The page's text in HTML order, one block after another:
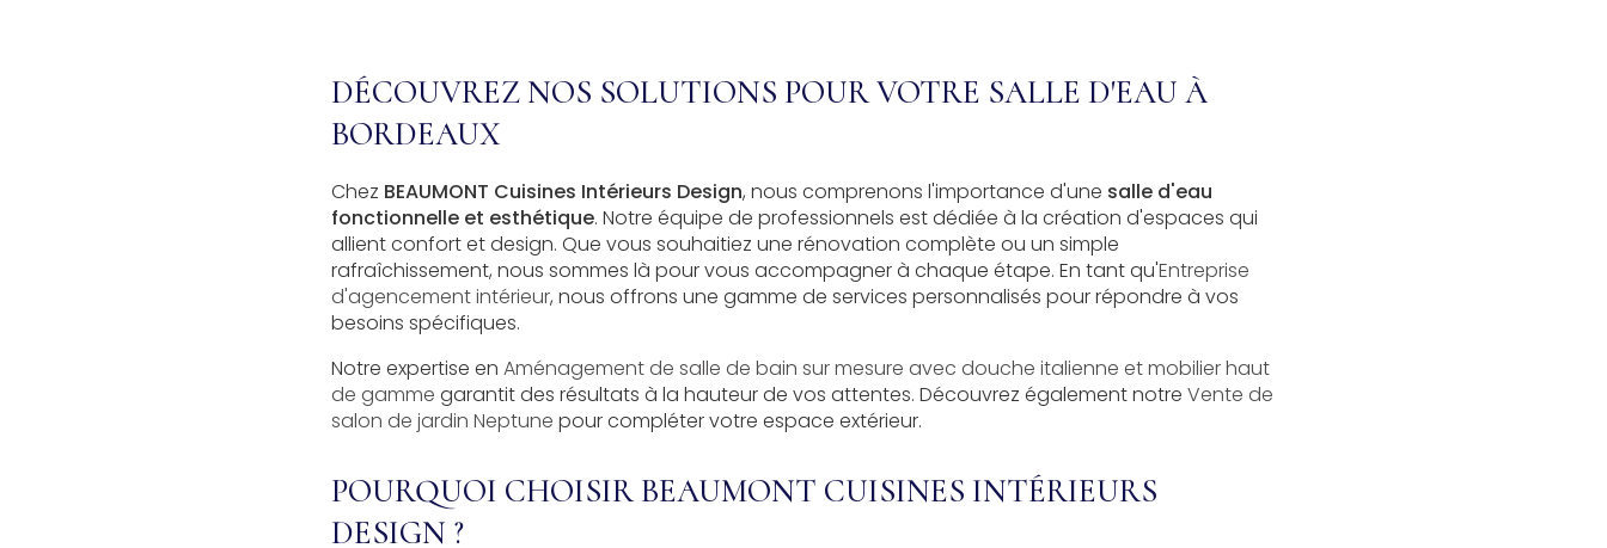
DÉCOUVREZ NOS SOLUTIONS POUR VOTRE SALLE D'EAU À
BORDEAUX
Chez BEAUMONT Cuisines Intérieurs Design, nous comprenons l'importance d'une salle d'eau
fonctionnelle et esthétique. Notre équipe de professionnels est dédiée à la création d'espaces qui
allient confort et design. Que vous souhaitiez une rénovation complète ou un simple
rafraîchissement, nous sommes là pour vous accompagner à chaque étape. En tant qu'Entreprise
d'agencement intérieur, nous offrons une gamme de services personnalisés pour répondre à vos
besoins spécifiques.
Notre expertise en Aménagement de salle de bain sur mesure avec douche italienne et mobilier haut
de gamme garantit des résultats à la hauteur de vos attentes. Découvrez également notre Vente de
salon de jardin Neptune pour compléter votre espace extérieur.
POURQUOI CHOISIR BEAUMONT CUISINES INTÉRIEURS
DESIGN ?